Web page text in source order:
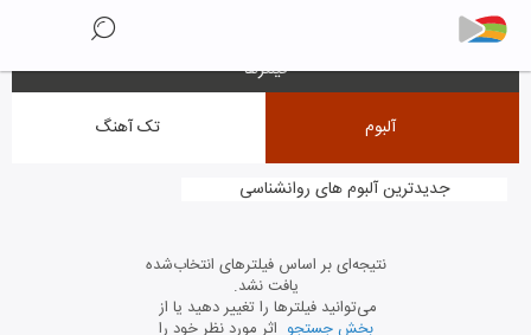
فیلترها
تک آهنگ آلبوم
جدیدترین آلبوم های روانشناسی
نتیجه‌ای بر اساس فیلترهای انتخاب‌شده
یافت نشد.
می‌توانید فیلترها را تغییر دهید یا از
بخش جستجو اثر مورد نظر خود را